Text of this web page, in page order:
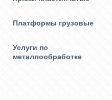
Платформы грузовые
Услуги по
металлообработке